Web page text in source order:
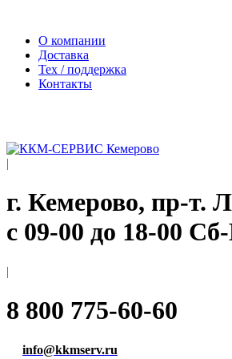
О компании
Доставка
Тех / поддержка
Контакты
|
г. Кемерово, пр-т.
с 09-00 до 18-00
|
8 800 775-60-60
info@kkmserv.ru